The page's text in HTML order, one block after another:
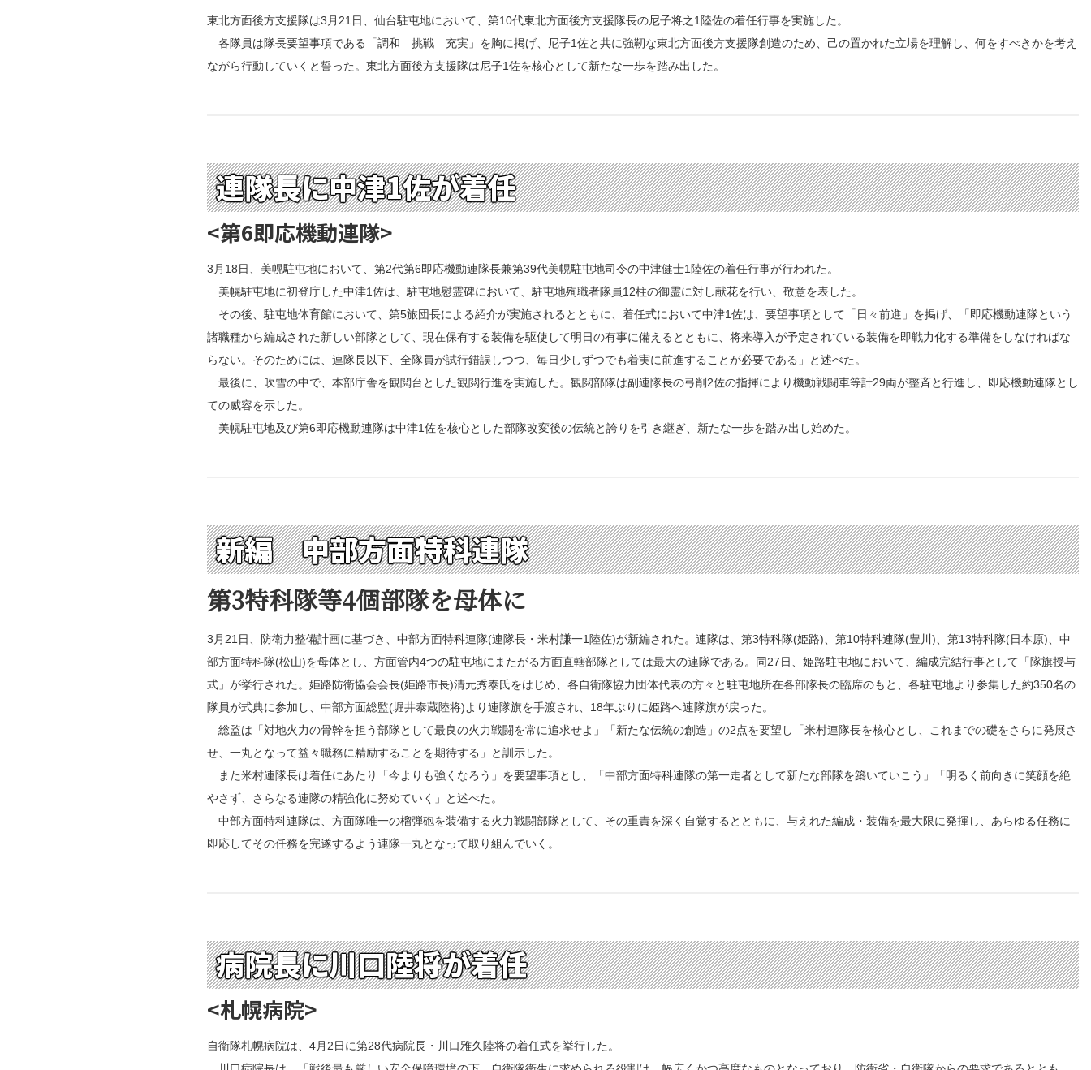
東北方面後方支援隊は3月21日、仙台駐屯地において、第10代東北方面後方支援隊長の尼子将之1陸佐の着任行事を実施した。
各隊員は隊長要望事項である「調和 挑戦 充実」を胸に掲げ、尼子1佐と共に強靭な東北方面後方支援隊創造のため、己の置かれた立場を理解し、何をすべきかを考え
ながら行動していくと誓った。東北方面後方支援隊は尼子1佐を核心として新たな一歩を踏み出した。
連隊長に中津1佐が着任
<第6即応機動連隊>
3月18日、美幌駐屯地において、第2代第6即応機動連隊長兼第39代美幌駐屯地司令の中津健士1陸佐の着任行事が行われた。
美幌駐屯地に初登庁した中津1佐は、駐屯地慰霊碑において、駐屯地殉職者隊員12柱の御霊に対し献花を行い、敬意を表した。
その後、駐屯地体育館において、第5旅団長による紹介が実施されるとともに、着任式において中津1佐は、要望事項として「日々前進」を掲げ、「即応機動連隊という
諸職種から編成された新しい部隊として、現在保有する装備を駆使して明日の有事に備えるとともに、将来導入が予定されている装備を即戦力化する準備をしなければな
らない。そのためには、連隊長以下、全隊員が試行錯誤しつつ、毎日少しずつでも着実に前進することが必要である」と述べた。
最後に、吹雪の中で、本部庁舎を観閲台とした観閲行進を実施した。観閲部隊は副連隊長の弓削2佐の指揮により機動戦闘車等計29両が整斉と行進し、即応機動連隊とし
ての威容を示した。
美幌駐屯地及び第6即応機動連隊は中津1佐を核心とした部隊改変後の伝統と誇りを引き継ぎ、新たな一歩を踏み出し始めた。
新編 中部方面特科連隊
第3特科隊等4個部隊を母体に
3月21日、防衛力整備計画に基づき、中部方面特科連隊(連隊長・米村謙一1陸佐)が新編された。連隊は、第3特科隊(姫路)、第10特科連隊(豊川)、第13特科隊(日本原)、中
部方面特科隊(松山)を母体とし、方面管内4つの駐屯地にまたがる方面直轄部隊としては最大の連隊である。同27日、姫路駐屯地において、編成完結行事として「隊旗授与
式」が挙行された。姫路防衛協会会長(姫路市長)清元秀泰氏をはじめ、各自衛隊協力団体代表の方々と駐屯地所在各部隊長の臨席のもと、各駐屯地より参集した約350名の
隊員が式典に参加し、中部方面総監(堀井泰蔵陸将)より連隊旗を手渡され、18年ぶりに姫路へ連隊旗が戻った。
総監は「対地火力の骨幹を担う部隊として最良の火力戦闘を常に追求せよ」「新たな伝統の創造」の2点を要望し「米村連隊長を核心とし、これまでの礎をさらに発展さ
せ、一丸となって益々職務に精励することを期待する」と訓示した。
また米村連隊長は着任にあたり「今よりも強くなろう」を要望事項とし、「中部方面特科連隊の第一走者として新たな部隊を築いていこう」「明るく前向きに笑顔を絶
やさず、さらなる連隊の精強化に努めていく」と述べた。
中部方面特科連隊は、方面隊唯一の榴弾砲を装備する火力戦闘部隊として、その重責を深く自覚するとともに、与えれた編成・装備を最大限に発揮し、あらゆる任務に
即応してその任務を完遂するよう連隊一丸となって取り組んでいく。
病院長に川口陸将が着任
<札幌病院>
自衛隊札幌病院は、4月2日に第28代病院長・川口雅久陸将の着任式を挙行した。